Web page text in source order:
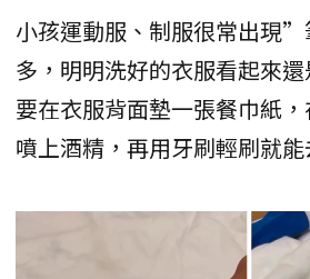
小孩運動服、制服很常出現
多，明明洗好的衣服看起來
要在衣服背面墊一張餐巾紙
噴上酒精，再用牙刷輕刷就能